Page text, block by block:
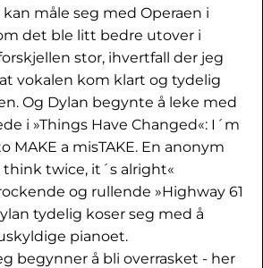
måle seg med Operaen i
det ble litt bedre utover i
stor, ihvertfall der jeg
vokalen kom klart og tydelig
Og Dylan begynte å leke med
i »Things Have Changed«: I´m
MAKE a misTAKE. En anonym
think twice, it´s alright«
og rullende »Highway 61
tydelig koser seg med å
pianoet.
begynner å bli overrasket - her